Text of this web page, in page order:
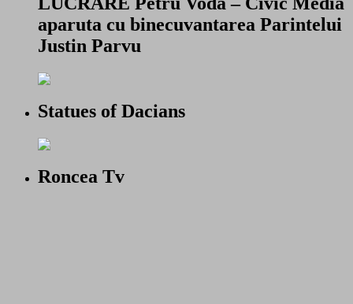
aparuta cu binecuvantarea Parintelui
Justin Parvu
Statues of Dacians
Roncea Tv